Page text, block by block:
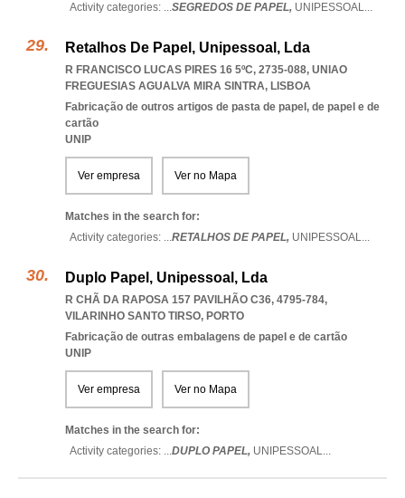
Activity categories: ...SEGREDOS DE PAPEL, UNIPESSOAL...
Retalhos De Papel, Unipessoal, Lda
R FRANCISCO LUCAS PIRES 16 5ºC, 2735-088, UNIAO
FREGUESIAS AGUALVA MIRA SINTRA, LISBOA
Fabricação de outros artigos de pasta de papel, de papel e de
cartão
UNIP
Ver empresa Ver no Mapa
Matches in the search for:
Activity categories: ...RETALHOS DE PAPEL, UNIPESSOAL...
Duplo Papel, Unipessoal, Lda
R CHÃ DA RAPOSA 157 PAVILHÃO C36, 4795-784,
VILARINHO SANTO TIRSO, PORTO
Fabricação de outras embalagens de papel e de cartão
UNIP
Ver empresa Ver no Mapa
Matches in the search for:
Activity categories: ...DUPLO PAPEL, UNIPESSOAL...